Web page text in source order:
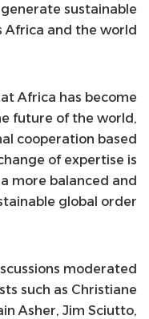
sustainable
and the world.
Africa has become
future of the world,
cooperation based
of expertise is
more balanced and
global order.
moderated
such as Christiane
Asher, Jim Sciutto,